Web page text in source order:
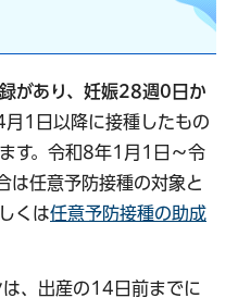
があり、妊娠28週0日か
月1日以降に接種したもの
す。令和8年1月1日～令
任意予防接種の対象と
くは任意予防接種の助成
、出産の14日前までに